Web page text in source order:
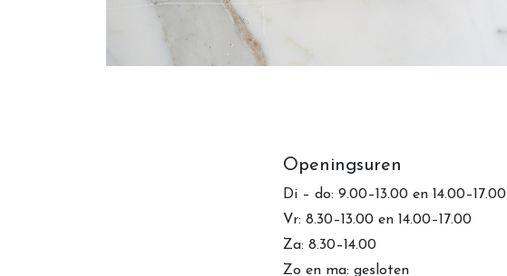
Openingsuren
Di – do: 9.00–13.00 en 14.00–17.00
Vr: 8.30–13.00 en 14.00–17.00
Za: 8.30–14.00
Zo en ma: gesloten